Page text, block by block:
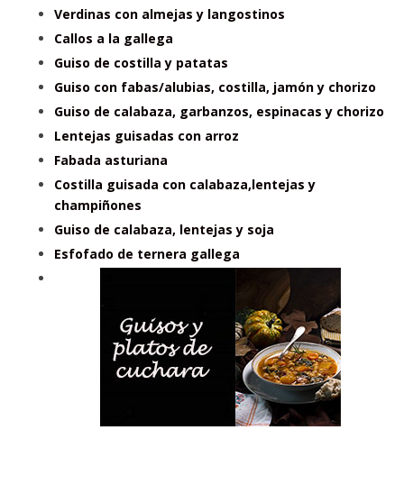
Verdinas con almejas y langostinos
Callos a la gallega
Guiso de costilla y patatas
Guiso con fabas/alubias, costilla, jamón y chorizo
Guiso de calabaza, garbanzos, espinacas y chorizo
Lentejas guisadas con arroz
Fabada asturiana
Costilla guisada con calabaza,lentejas y
champiñones
Guiso de calabaza, lentejas y soja
Esfofado de ternera gallega